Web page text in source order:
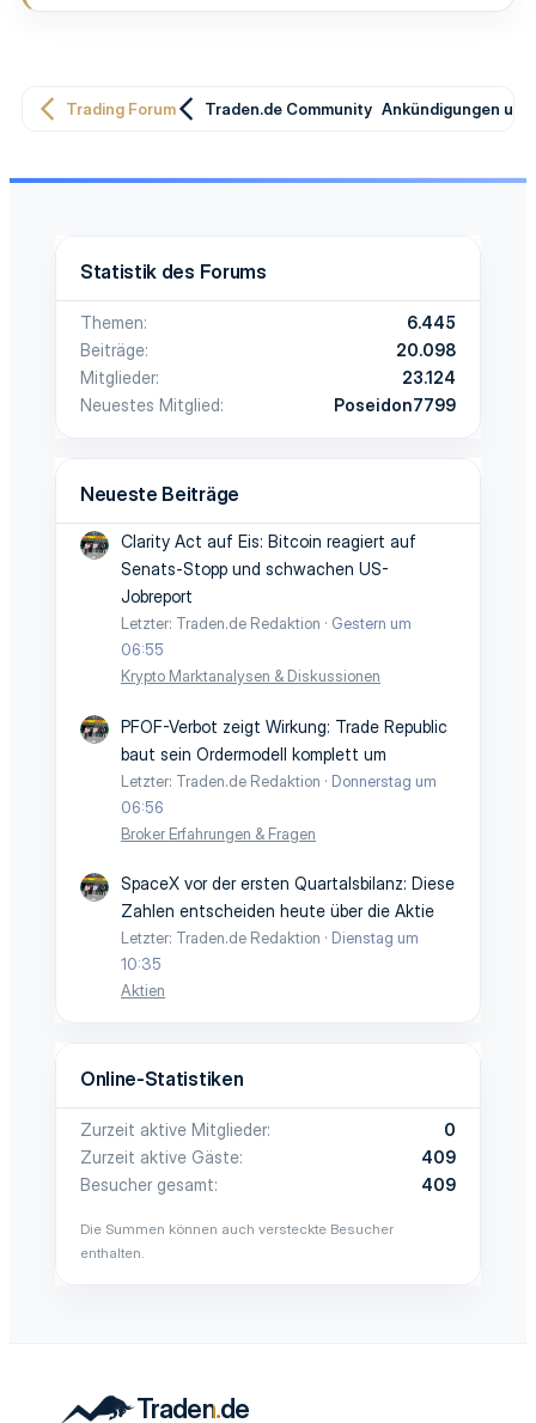
n
Trading Forum Traden.de Community Ankündigungen
Statistik des Forums
Themen
6.445
Beiträge
20.098
Mitglieder
23.124
Neuestes Mitglied
Poseidon7799
Neueste Beiträge
Clarity Act auf Eis: Bitcoin reagiert auf
Senats-Stopp und schwachen US-
Jobreport
Letzter: Traden.de Redaktion
Gestern um
06:55
Krypto Marktanalysen & Diskussionen
PFOF-Verbot zeigt Wirkung: Trade Republic
baut sein Ordermodell komplett um
Letzter: Traden.de Redaktion
Donnerstag um
06:56
Broker Erfahrungen & Fragen
SpaceX vor der ersten Quartalsbilanz: Diese
Zahlen entscheiden heute über die Aktie
Letzter: Traden.de Redaktion
Dienstag um
10:35
Aktien
Online-Statistiken
Zurzeit aktive Mitglieder
0
Zurzeit aktive Gäste
409
Besucher gesamt
409
Die Summen können auch versteckte Besucher
enthalten.